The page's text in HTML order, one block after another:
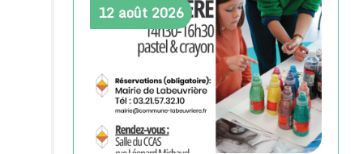
12 août 2026